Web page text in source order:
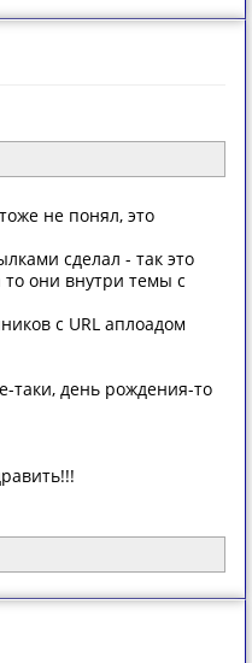
не понял, это
сделал - так это
то они внутри темы с
с URL аплоадом
таки, день рождения-то